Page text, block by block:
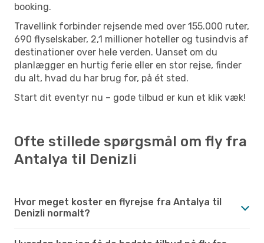
booking.
Travellink forbinder rejsende med over 155.000 ruter,
690 flyselskaber, 2,1 millioner hoteller og tusindvis af
destinationer over hele verden. Uanset om du
planlægger en hurtig ferie eller en stor rejse, finder
du alt, hvad du har brug for, på ét sted.
Start dit eventyr nu – gode tilbud er kun et klik væk!
Ofte stillede spørgsmål om fly fra
Antalya til Denizli
Hvor meget koster en flyrejse fra Antalya til
Denizli normalt?